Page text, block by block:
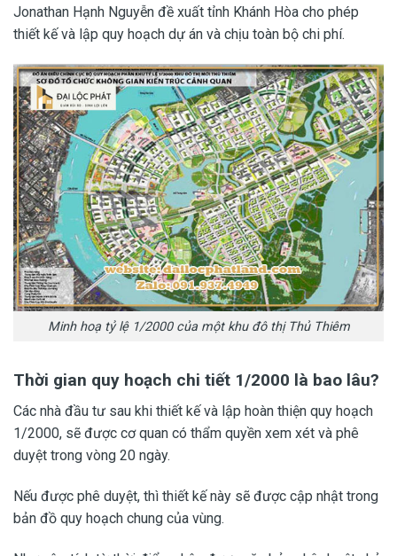
Jonathan Hạnh Nguyễn đề xuất tỉnh Khánh Hòa cho phép
thiết kế và lập quy hoạch dự án và chịu toàn bộ chi phí.
Minh hoạ tỷ lệ 1/2000 của một khu đô thị Thủ Thiêm
Thời gian quy hoạch chi tiết 1/2000 là bao lâu?
Các nhà đầu tư sau khi thiết kế và lập hoàn thiện quy hoạch
1/2000, sẽ được cơ quan có thẩm quyền xem xét và phê
duyệt trong vòng 20 ngày.
Nếu được phê duyệt, thì thiết kế này sẽ được cập nhật trong
bản đồ quy hoạch chung của vùng.